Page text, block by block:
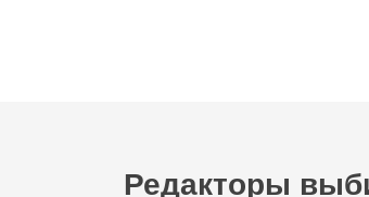
Редакторы